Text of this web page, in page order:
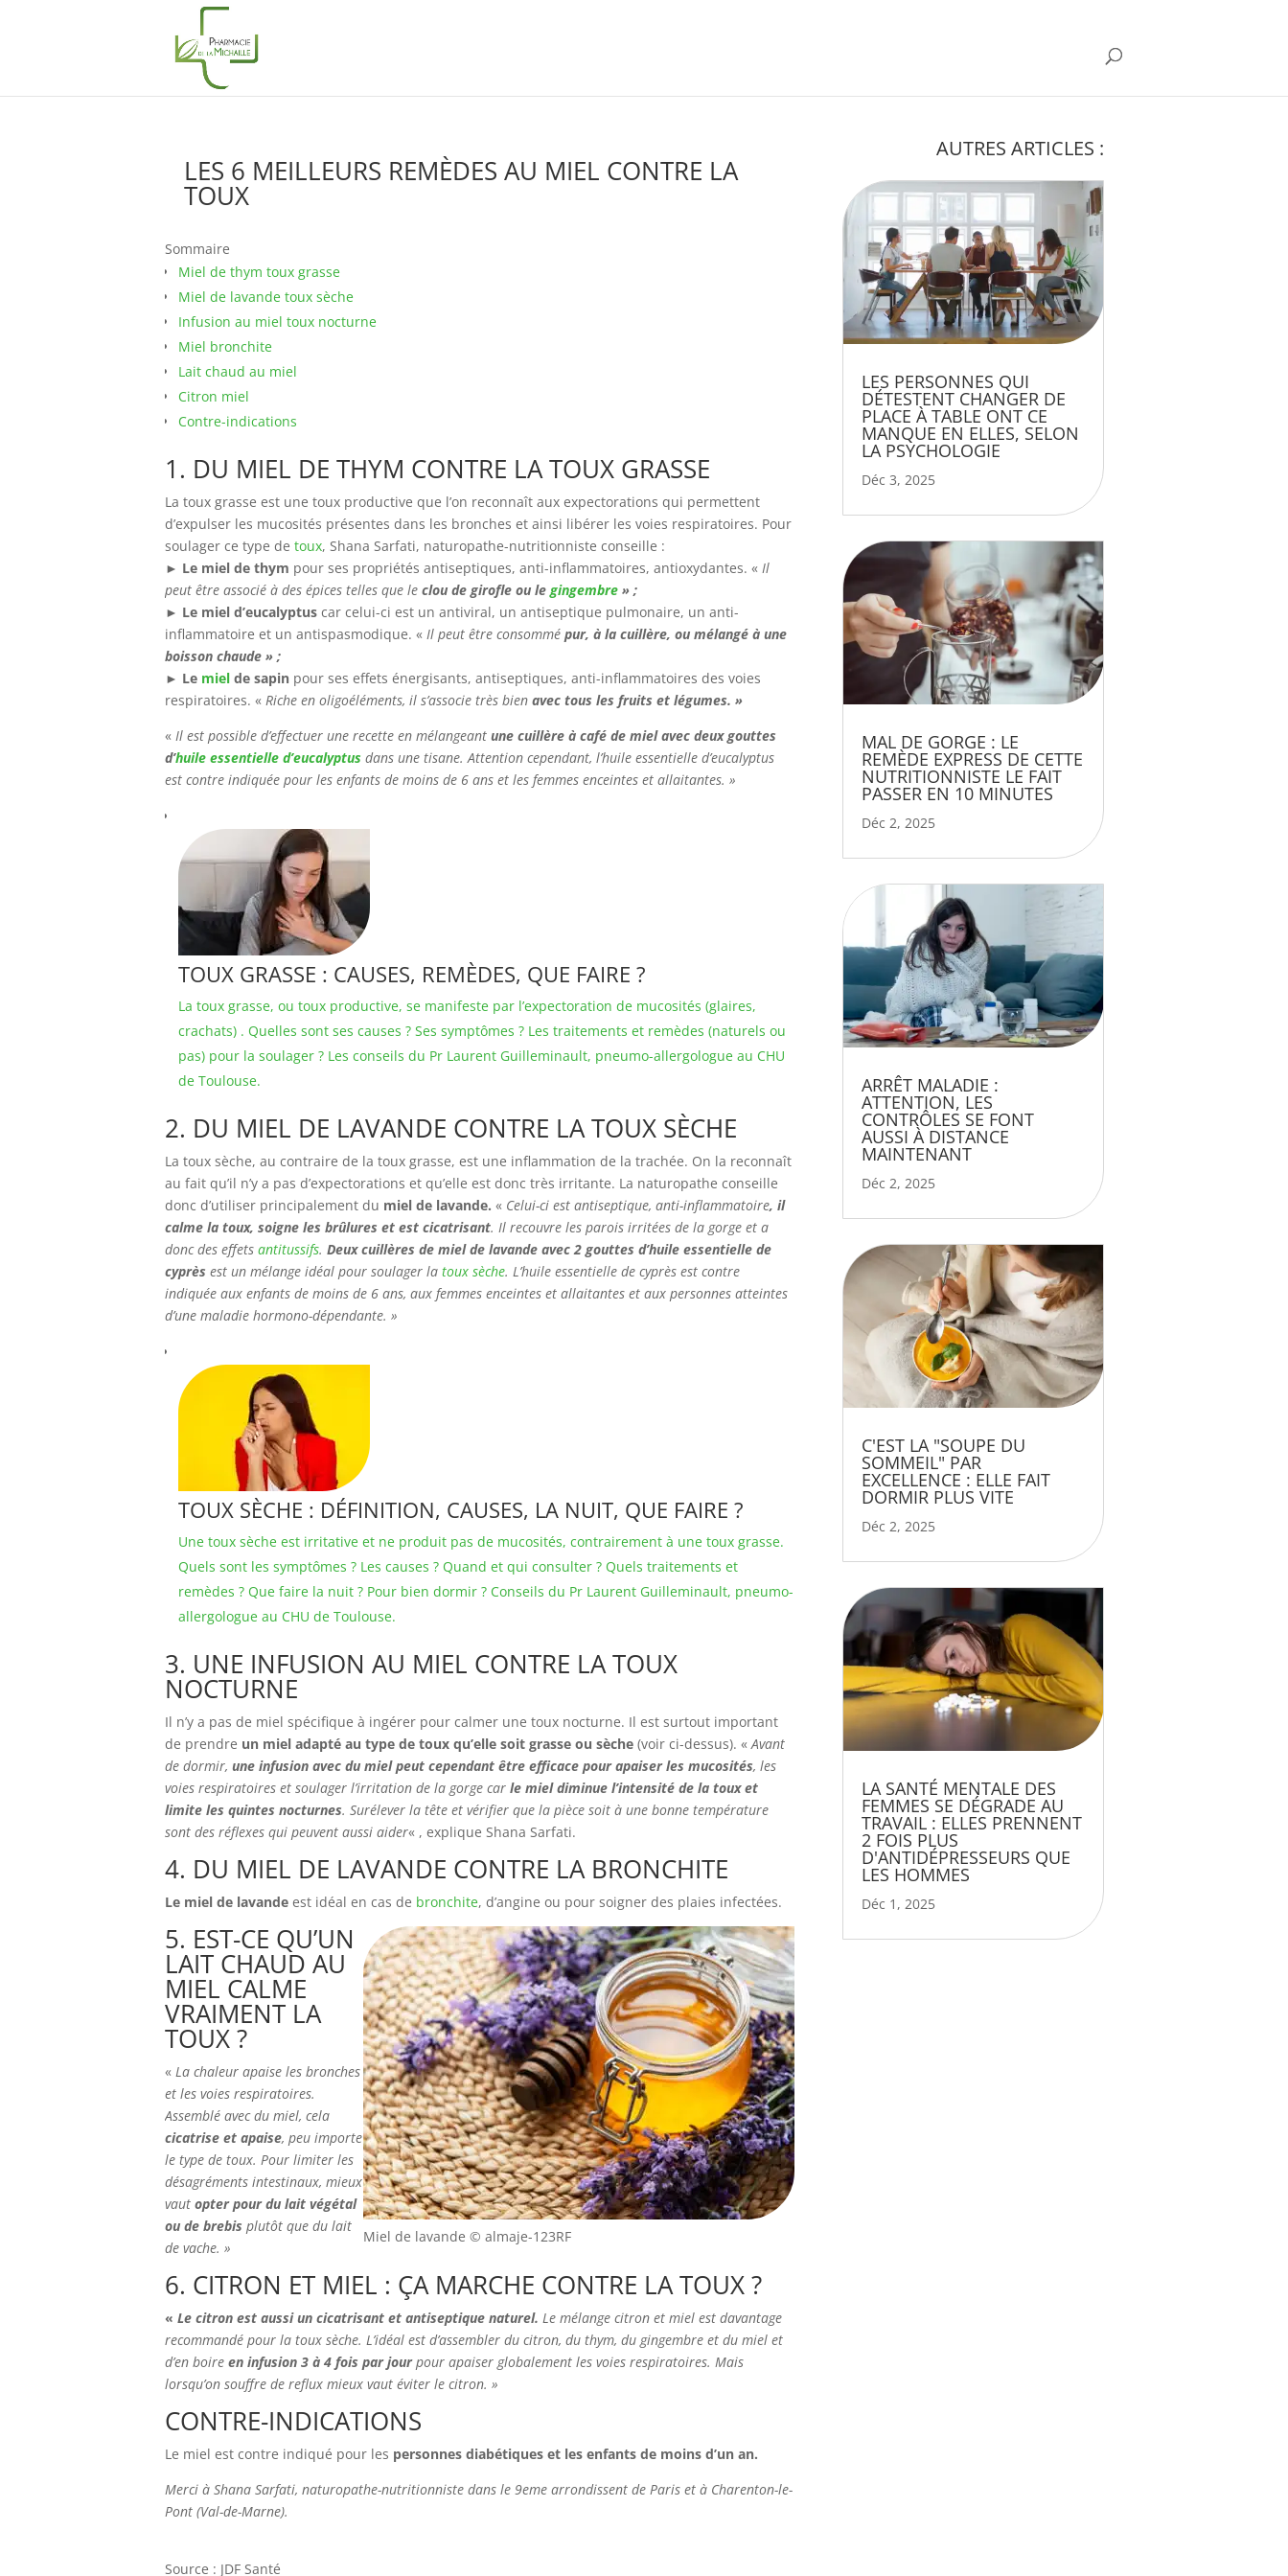
LES 6 MEILLEURS REMÈDES AU MIEL CONTRE LA
TOUX
Sommaire
Miel de thym toux grasse
Miel de lavande toux sèche
Infusion au miel toux nocturne
Miel bronchite
Lait chaud au miel
Citron miel
Contre-indications
1. DU MIEL DE THYM CONTRE LA TOUX GRASSE
La toux grasse est une toux productive que l’on reconnaît aux expectorations qui permettent
d’expulser les mucosités présentes dans les bronches et ainsi libérer les voies respiratoires. Pour
soulager ce type de toux, Shana Sarfati, naturopathe-nutritionniste conseille :
► Le miel de thym pour ses propriétés antiseptiques, anti-inflammatoires, antioxydantes. « Il
peut être associé à des épices telles que le clou de girofle ou le gingembre » ;
► Le miel d’eucalyptus car celui-ci est un antiviral, un antiseptique pulmonaire, un anti-
inflammatoire et un antispasmodique. « Il peut être consommé pur, à la cuillère, ou mélangé à une
boisson chaude » ;
► Le miel de sapin pour ses effets énergisants, antiseptiques, anti-inflammatoires des voies
respiratoires. « Riche en oligoéléments, il s’associe très bien avec tous les fruits et légumes. »
« Il est possible d’effectuer une recette en mélangeant une cuillère à café de miel avec deux gouttes
d’huile essentielle d’eucalyptus dans une tisane. Attention cependant, l’huile essentielle d’eucalyptus
est contre indiquée pour les enfants de moins de 6 ans et les femmes enceintes et allaitantes. »
TOUX GRASSE : CAUSES, REMÈDES, QUE FAIRE ?
La toux grasse, ou toux productive, se manifeste par l’expectoration de mucosités (glaires,
crachats) . Quelles sont ses causes ? Ses symptômes ? Les traitements et remèdes (naturels ou
pas) pour la soulager ? Les conseils du Pr Laurent Guilleminault, pneumo-allergologue au CHU
de Toulouse.
2. DU MIEL DE LAVANDE CONTRE LA TOUX SÈCHE
La toux sèche, au contraire de la toux grasse, est une inflammation de la trachée. On la reconnaît
au fait qu’il n’y a pas d’expectorations et qu’elle est donc très irritante. La naturopathe conseille
donc d’utiliser principalement du miel de lavande. « Celui-ci est antiseptique, anti-inflammatoire, il
calme la toux, soigne les brûlures et est cicatrisant. Il recouvre les parois irritées de la gorge et a
donc des effets antitussifs. Deux cuillères de miel de lavande avec 2 gouttes d’huile essentielle de
cyprès est un mélange idéal pour soulager la toux sèche. L’huile essentielle de cyprès est contre
indiquée aux enfants de moins de 6 ans, aux femmes enceintes et allaitantes et aux personnes atteintes
d’une maladie hormono-dépendante. »
TOUX SÈCHE : DÉFINITION, CAUSES, LA NUIT, QUE FAIRE ?
Une toux sèche est irritative et ne produit pas de mucosités, contrairement à une toux grasse.
Quels sont les symptômes ? Les causes ? Quand et qui consulter ? Quels traitements et
remèdes ? Que faire la nuit ? Pour bien dormir ? Conseils du Pr Laurent Guilleminault, pneumo-
allergologue au CHU de Toulouse.
3. UNE INFUSION AU MIEL CONTRE LA TOUX
NOCTURNE
Il n’y a pas de miel spécifique à ingérer pour calmer une toux nocturne. Il est surtout important
de prendre un miel adapté au type de toux qu’elle soit grasse ou sèche (voir ci-dessus). «Avant
de dormir, une infusion avec du miel peut cependant être efficace pour apaiser les mucosités, les
voies respiratoires et soulager l’irritation de la gorge car le miel diminue l’intensité de la toux et
limite les quintes nocturnes. Surélever la tête et vérifier que la pièce soit à une bonne température
sont des réflexes qui peuvent aussi aider« , explique Shana Sarfati.
4. DU MIEL DE LAVANDE CONTRE LA BRONCHITE
Le miel de lavande est idéal en cas de bronchite, d’angine ou pour soigner des plaies infectées.
Miel de lavande © almaje-123RF
5. EST-CE QU’UN
LAIT CHAUD AU
MIEL CALME
VRAIMENT LA
TOUX ?
« La chaleur apaise les bronches
et les voies respiratoires.
Assemblé avec du miel, cela
cicatrise et apaise, peu importe
le type de toux. Pour limiter les
désagréments intestinaux, mieux
vaut opter pour du lait végétal
ou de brebis plutôt que du lait
de vache. »
6. CITRON ET MIEL : ÇA MARCHE CONTRE LA TOUX ?
« Le citron est aussi un cicatrisant et antiseptique naturel. Le mélange citron et miel est davantage
recommandé pour la toux sèche. L’idéal est d’assembler du citron, du thym, du gingembre et du miel et
d’en boire en infusion 3 à 4 fois par jourpour apaiser globalement les voies respiratoires. Mais
lorsqu’on souffre de reflux mieux vaut éviter le citron. »
CONTRE-INDICATIONS
Le miel est contre indiqué pour les personnes diabétiques et les enfants de moins d’un an.
Merci à Shana Sarfati, naturopathe-nutritionniste dans le 9eme arrondissent de Paris et à Charenton-le-
Pont (Val-de-Marne).
Source : JDF Santé
AUTRES ARTICLES :
LES PERSONNES QUI
DÉTESTENT CHANGER DE
PLACE À TABLE ONT CE
MANQUE EN ELLES, SELON
LA PSYCHOLOGIE
Déc 3, 2025
MAL DE GORGE : LE
REMÈDE EXPRESS DE CETTE
NUTRITIONNISTE LE FAIT
PASSER EN 10 MINUTES
Déc 2, 2025
ARRÊT MALADIE :
ATTENTION, LES
CONTRÔLES SE FONT
AUSSI À DISTANCE
MAINTENANT
Déc 2, 2025
C'EST LA "SOUPE DU
SOMMEIL" PAR
EXCELLENCE : ELLE FAIT
DORMIR PLUS VITE
Déc 2, 2025
LA SANTÉ MENTALE DES
FEMMES SE DÉGRADE AU
TRAVAIL : ELLES PRENNENT
2 FOIS PLUS
D'ANTIDÉPRESSEURS QUE
LES HOMMES
Déc 1, 2025